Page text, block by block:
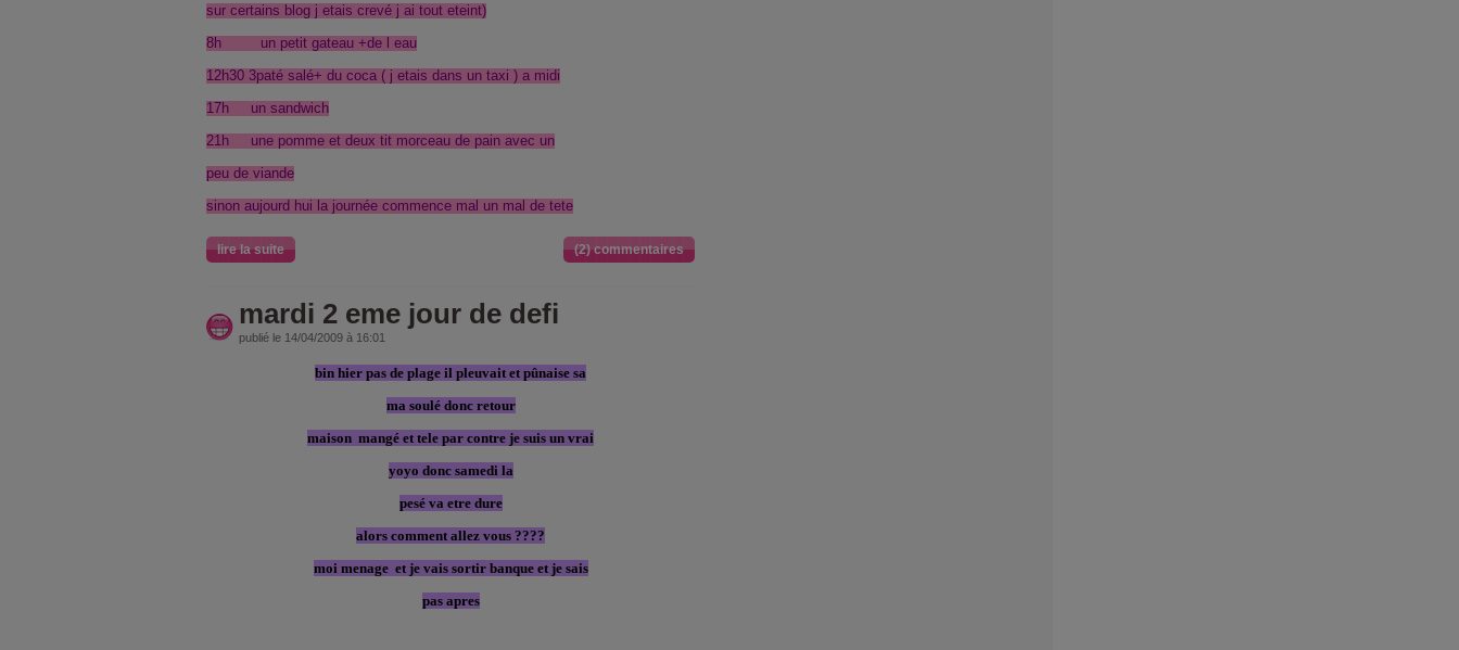
sur certains blog j etais crevé j ai tout eteint)
8h un petit gateau +de l eau
12h30 3paté salé+ du coca ( j etais dans un taxi ) a midi
17h un sandwich
21h une pomme et deux tit morceau de pain avec un
peu de viande
sinon aujourd hui la journée commence mal un mal de tete
lire la suite (2) commentaires
mardi 2 eme jour de defi
publié le 14/04/2009 à 16:01
bin hier pas de plage il pleuvait et pûnaise sa
ma soulé donc retour
maison mangé et tele par contre je suis un vrai
yoyo donc samedi la
pesé va etre dure
alors comment allez vous ????
moi menage et je vais sortir banque et je sais
pas apres